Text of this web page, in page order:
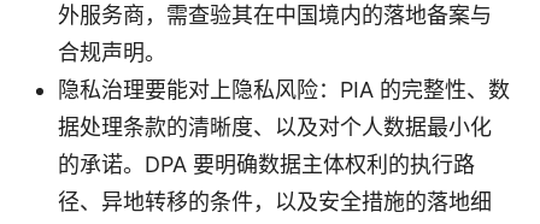
外服务商，需查验其在中国境内的落地备案与
合规声明。
隐私治理要能对上隐私风险：PIA 的完整性、数
据处理条款的清晰度、以及对个人数据最小化
的承诺。DPA 要明确数据主体权利的执行路
径、异地转移的条件，以及安全措施的落地细